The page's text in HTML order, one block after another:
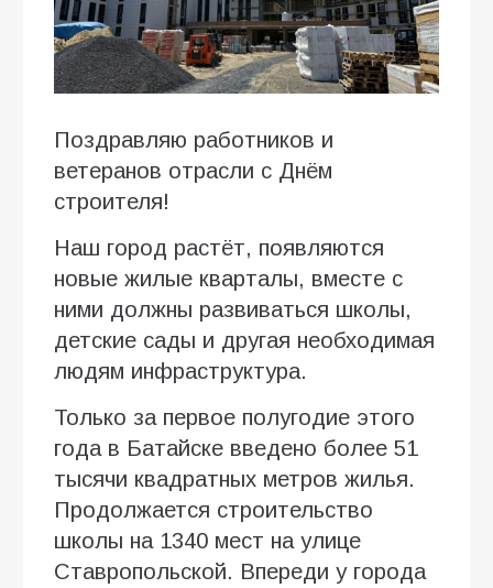
Поздравляю работников и
ветеранов отрасли с Днём
строителя!
Наш город растёт, появляются
новые жилые кварталы, вместе с
ними должны развиваться школы,
детские сады и другая необходимая
людям инфраструктура.
Только за первое полугодие этого
года в Батайске введено более 51
тысячи квадратных метров жилья.
Продолжается строительство
школы на 1340 мест на улице
Ставропольской. Впереди у города